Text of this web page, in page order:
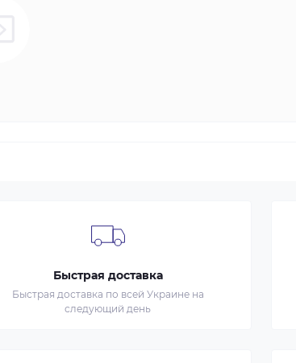
Быстрая доставка
Быстрая доставка по всей Украине на
следующий день